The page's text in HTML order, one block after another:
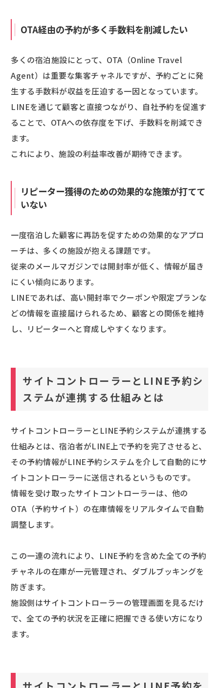
OTA経由の予約が多く手数料を削減したい
多くの宿泊施設にとって、OTA（Online Travel
Agent）は重要な集客チャネルですが、予約ごとに発
生する手数料が収益を圧迫する一因となっています。
LINEを通じて顧客と直接つながり、自社予約を促進す
ることで、OTAへの依存度を下げ、手数料を削減でき
ます。
これにより、施設の利益率改善が期待できます。
リピーター獲得のための効果的な施策が打てて
いない
一度宿泊した顧客に再訪を促すための効果的なアプロ
ーチは、多くの施設が抱える課題です。
従来のメールマガジンでは開封率が低く、情報が届き
にくい傾向にあります。
LINEであれば、高い開封率でクーポンや限定プランな
どの情報を直接届けられるため、顧客との関係を維持
し、リピーターへと育成しやすくなります。
サイトコントローラーとLINE予約シ
ステムが連携する仕組みとは
サイトコントローラーとLINE予約システムが連携する
仕組みとは、宿泊者がLINE上で予約を完了させると、
その予約情報がLINE予約システムを介して自動的にサ
イトコントローラーに送信されるというものです。
情報を受け取ったサイトコントローラーは、他の
OTA（予約サイト）の在庫情報をリアルタイムで自動
調整します。
この一連の流れにより、LINE予約を含めた全ての予約
チャネルの在庫が一元管理され、ダブルブッキングを
防ぎます。
施設側はサイトコントローラーの管理画面を見るだけ
で、全ての予約状況を正確に把握できる使い方になり
ます。